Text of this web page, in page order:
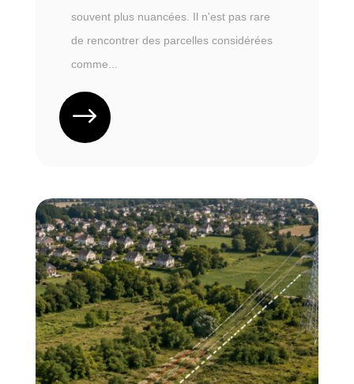
souvent plus nuancées. Il n'est pas rare
de rencontrer des parcelles considérées
comme...